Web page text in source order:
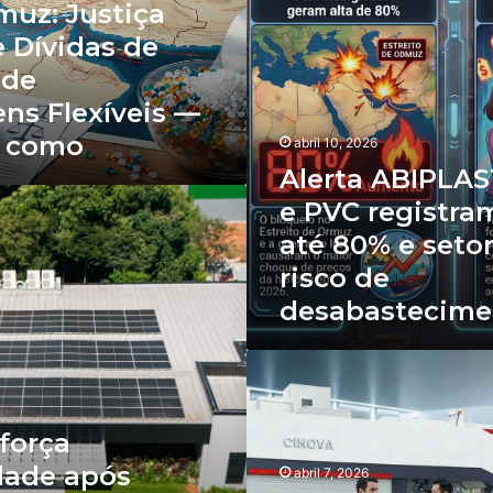
Justiça
Dívidas de
Flexíveis —
como
altas
de
até
80%
e
setor
enfrenta
risco
de
desabastecimento
abril 10, 2026
Alerta
e PVC
até 80% e
risco de
após
Seu
próximo
carro
chinês.
E
abril 7, 2026